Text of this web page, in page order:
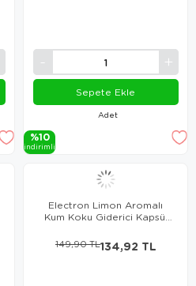
Adet
Sepete Ekle
%10
i̇ndi̇ri̇mli̇
Electron Limon Aromalı
Kum Koku Giderici Kapsül
134,92 TL
149,90 TL